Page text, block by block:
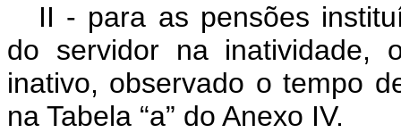
II - para as pensões
do servidor na inatividade,
inativo, observado o tempo
na Tabela “a” do Anexo IV.